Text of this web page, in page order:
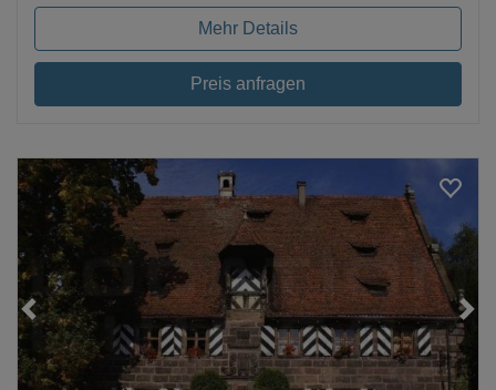
Mehr Details
Preis anfragen
Loading...